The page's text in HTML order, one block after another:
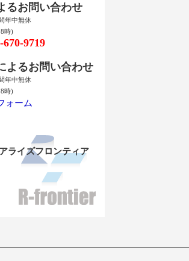
るお問い合わせ
年中無休
時)
9719
よるお問い合わせ
年中無休
時)
ォーム
ライズフロンティア